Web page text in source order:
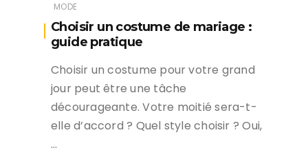
MODE
Choisir un costume de mariage :
guide pratique
Choisir un costume pour votre grand
jour peut être une tâche
décourageante. Votre moitié sera-t-
elle d’accord ? Quel style choisir ? Oui,
…